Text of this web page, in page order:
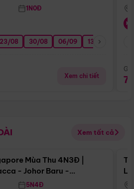
1N0Đ
23/08 30/08 06/09 13/09
Xem chi tiết
Xem tất cả
Điểm nổi bật
Mùa Thu 4N3Đ |
- Johor Baru -
5N4Đ